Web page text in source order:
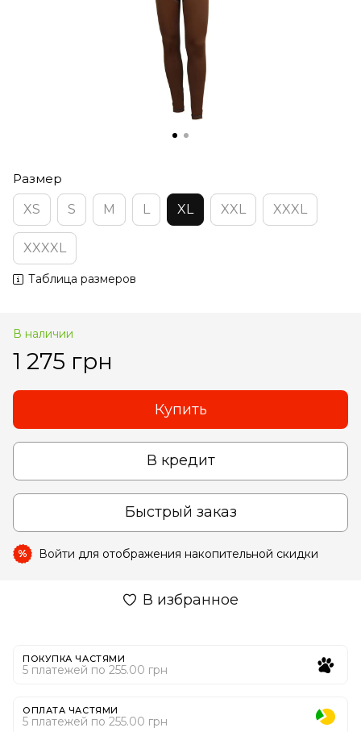
Размер
XS
S M L XL XXL XXXL
XXXXL
Таблица размеров
В наличии
1 275 грн
Купить
В кредит
Быстрый заказ
% Войти для отображения накопительной скидки
В избранное
ПОКУПКА ЧАСТЯМИ
5 платежей по 255.00 грн
ОПЛАТА ЧАСТЯМИ
5 платежей по 255.00 грн